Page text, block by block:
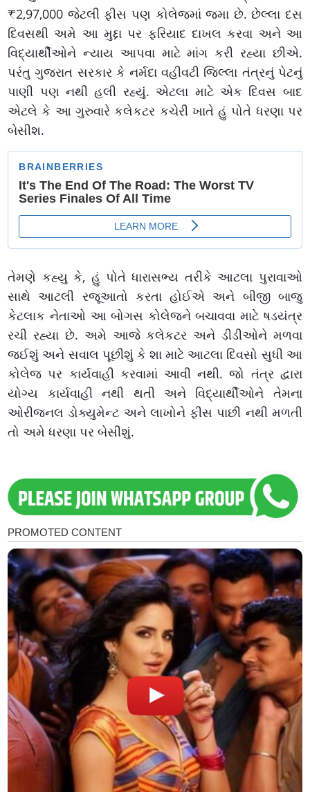
₹2,97,000 જેટલી ફીસ પણ કોલેજમાં જમા છે. છેલ્લા દસ
દિવસથી અમે આ મુદ્દા પર ફરિયાદ દાખલ કરવા અને આ
વિદ્યાર્થીઓને ન્યાય આપવા માટે માંગ કરી રહ્યા છીએ.
પરંતુ ગુજરાત સરકાર કે નર્મદા વહીવટી જિલ્લા તંત્રનું પેટનું
પાણી પણ નથી હલી રહ્યું. એટલા માટે એક દિવસ બાદ
એટલે કે આ ગુરુવારે કલેકટર કચેરી ખાતે હું પોતે ધરણા પર
બેસીશ.
તેમણે કહ્યુ કે, હું પોતે ધારાસભ્ય તરીકે આટલા પુરાવાઓ
સાથે આટલી રજૂઆતો કરતા હોઈએ અને બીજી બાજુ
કેટલાક નેતાઓ આ બોગસ કોલેજને બચાવવા માટે ષડયંત્ર
રચી રહ્યા છે. અમે આજે કલેકટર અને ડીડીઓને મળવા
જઈશું અને સવાલ પૂછીશું કે શા માટે આટલા દિવસો સુધી આ
કોલેજ પર કાર્યવાહી કરવામાં આવી નથી. જો તંત્ર દ્વારા
યોગ્ય કાર્યવાહી નથી થતી અને વિદ્યાર્થીઓને તેમના
ઓરીજનલ ડોક્યુમેન્ટ અને લાખોને ફીસ પાછી નથી મળતી
તો અમે ધરણા પર બેસીશું.